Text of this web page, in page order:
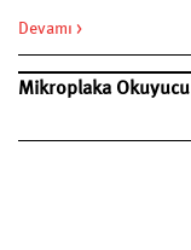
Devamı >
Mikroplaka Okuyucu